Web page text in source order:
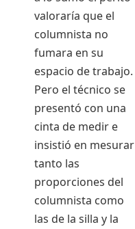
valoraría que el
columnista no
fumara en su
espacio de trabajo.
Pero el técnico se
presentó con una
cinta de medir e
insistió en mesurar
tanto las
proporciones del
columnista como
las de la silla y la